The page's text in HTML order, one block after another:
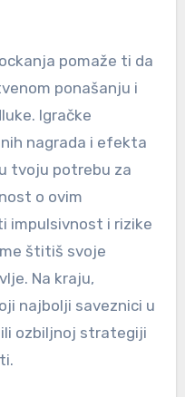
pomaže ti da
ponašanju i
Igračke
nagrada i efekta
tvoju potrebu za
o ovim
impulsivnost i rizike
štitiš svoje
Na kraju,
najbolji saveznici u
ili ozbiljnoj strategiji